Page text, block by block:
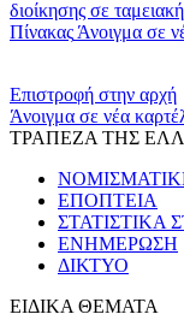
διοίκησης σε
Πίνακας Άνοιγμα σε
Επιστροφή στην αρχή
Άνοιγμα σε νέα
ΤΡΑΠΕΖΑ ΤΗΣ
ΕΠΟΠΤΕΙΑ
ΣΤΑΤΙΣΤΙΚΑ
ΕΝΗΜΕΡΩΣΗ
ΔΙΚΤΥΟ
ΕΙΔΙΚΑ ΘΕΜΑΤΑ